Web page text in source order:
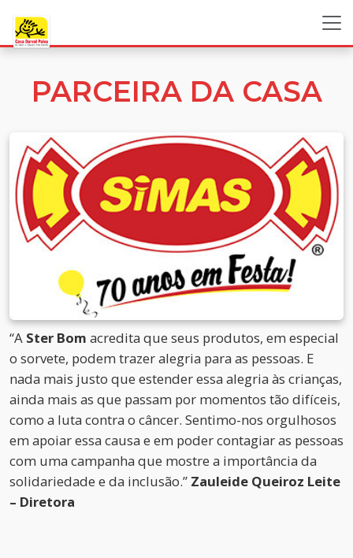
PARCEIRA DA CASA
“A Ster Bom acredita que seus produtos, em especial
o sorvete, podem trazer alegria para as pessoas. E
nada mais justo que estender essa alegria às crianças,
ainda mais as que passam por momentos tão difíceis,
como a luta contra o câncer. Sentimo-nos orgulhosos
em apoiar essa causa e em poder contagiar as pessoas
com uma campanha que mostre a importância da
solidariedade e da inclusão.” Zauleide Queiroz Leite
– Diretora